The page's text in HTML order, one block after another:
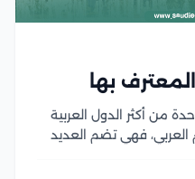
المعترف بها
من أكثر الدول العربية
العربي، فهي تضم العديد